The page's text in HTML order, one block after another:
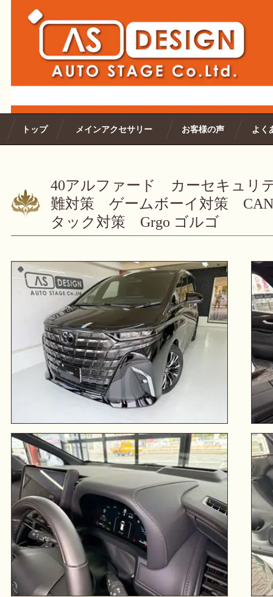
トップ メインアクセサリー お客様の声 よく
40アルファード カーセキュ
難対策 ゲームボーイ対策
タック対策 Grgo ゴルゴ